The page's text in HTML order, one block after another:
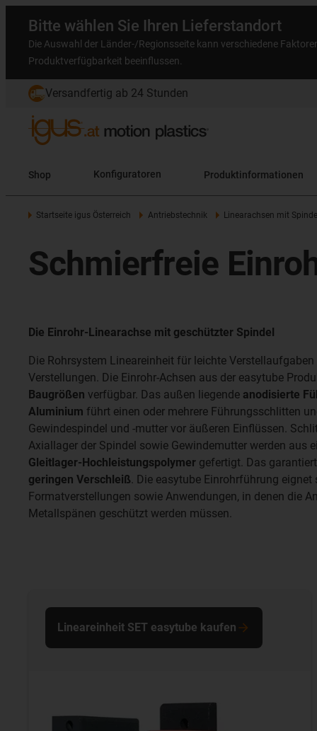
Bitte wählen Sie Ihren Lieferstandort
Die Auswahl der Länder-/Regionsseite kann verschiedene
Produktverfügbarkeit beeinflussen.
Versandfertig ab 24 Stunden
Shop Konfiguratoren Produktinformationen
Startseite igus Österreich Antriebstechnik Linearachsen mit Spindel
Schmierfreie
Die Einrohr-Linearachse mit geschützter Spindel
Die Rohrsystem Lineareinheit für leichte
Verstellungen. Die Einrohr-Achsen aus der easytube
Baugrößen verfügbar. Das außen liegende anodisierte
Aluminium führt einen oder mehrere Führungsschlitten
Gewindespindel und -mutter vor äußeren Einflüssen.
Axiallager der Spindel sowie Gewindemutter werden aus
Gleitlager-Hochleistungspolymer gefertigt. Das garantiert
geringen Verschleiß. Die easytube Einrohrführung
Formatverstellungen sowie Anwendungen, in denen die
Metallspänen geschützt werden müssen.
Lineareinheit SET easytube kaufen